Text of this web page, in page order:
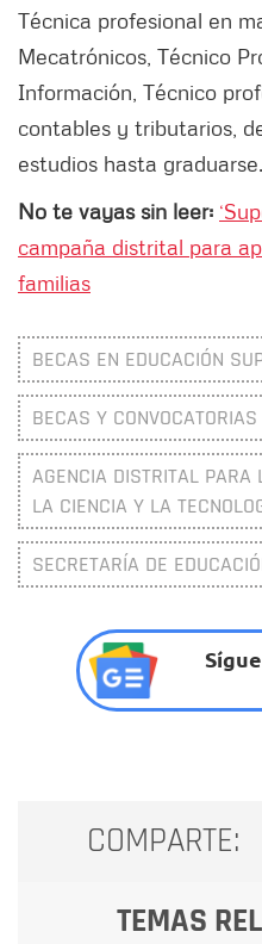
Técnica profesional en
Mecatrónicos, Técnico
Información, Técnico
contables y tributarios,
estudios hasta graduarse.
No te vayas sin leer:
campaña distrital para
familias
BECAS EN EDUCACIÓN
BECAS Y CONVOCATORIAS
AGENCIA DISTRITAL PARA
LA CIENCIA Y LA
SECRETARÍA DE
COMPARTE:
TEMAS